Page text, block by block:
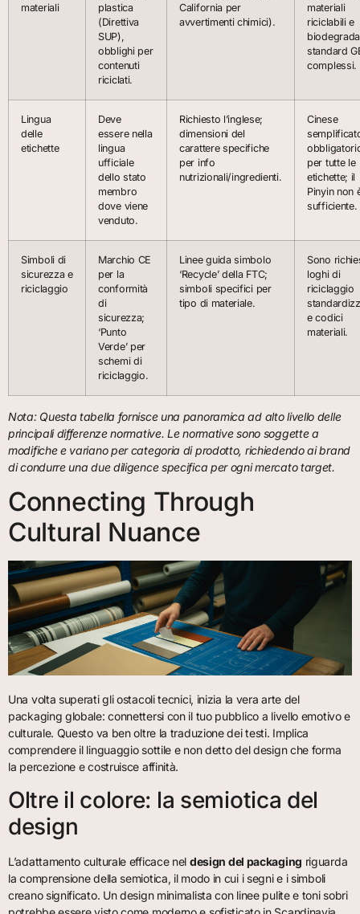
materiali
plastica
(Direttiva
SUP),
obblighi per
contenuti
riciclati.
California per
avvertimenti chimici).
materiali
riciclabili e
standard
complessi.
Lingua
delle
etichette
Deve
essere nella
lingua
ufficiale
dello stato
membro
dove viene
venduto.
Richiesto l’inglese;
dimensioni del
carattere specifiche
per info
nutrizionali/ingredienti.
Cinese
per tutte le
etichette; il
Pinyin non
sufficiente.
Simboli di
sicurezza e
riciclaggio
Marchio CE
per la
conformità
di
sicurezza;
‘Punto
Verde’ per
schemi di
riciclaggio.
Linee guida simbolo
‘Recycle’ della FTC;
simboli specifici per
tipo di materiale.
Sono
loghi di
riciclaggio
e codici
materiali.
Nota: Questa tabella fornisce una panoramica ad alto livello delle
principali differenze normative. Le normative sono soggette a
modifiche e variano per categoria di prodotto, richiedendo ai brand
di condurre una due diligence specifica per ogni mercato target.
Connecting Through
Cultural Nuance
Una volta superati gli ostacoli tecnici, inizia la vera arte del
packaging globale: connettersi con il tuo pubblico a livello emotivo e
culturale. Questo va ben oltre la traduzione dei testi. Implica
comprendere il linguaggio sottile e non detto del design che forma
la percezione e costruisce affinità.
Oltre il colore: la semiotica del
design
L’adattamento culturale efficace nel design del packaging riguarda
la comprensione della semiotica, il modo in cui i segni e i simboli
creano significato. Un design minimalista con linee pulite e toni sobri